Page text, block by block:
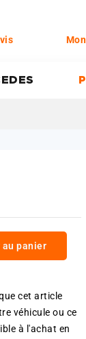
panier
cet article
véhicule ou ce
à l'achat en